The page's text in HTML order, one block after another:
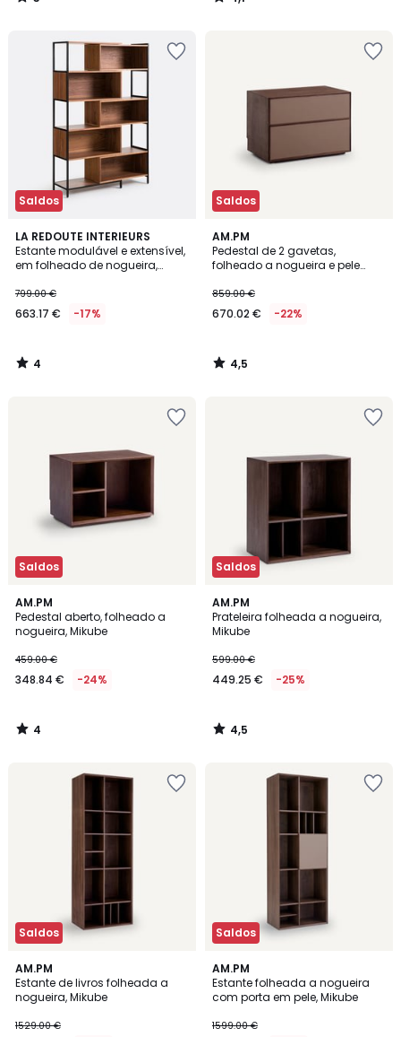
/
/
Saldos
LA REDOUTE INTERIEURS
Estante modulável e extensível,
em folheado de nogueira,
799.00 €
663.17 € -17%
4
/
5
4
/
Saldos
AM.PM
Pedestal de 2 gavetas,
folheado a nogueira e pele
859.00 €
670.02 € -22%
4,5
/ 5
4,5
/
Saldos
AM.PM
Pedestal aberto, folheado a
nogueira, Mikube
459.00 €
348.84 € -24%
4
/
5
4
/
Saldos
AM.PM
Prateleira folheada a nogueira,
Mikube
599.00 €
449.25 € -25%
4,5
/ 5
4,5
/
Saldos
AM.PM
Estante de livros folheada a
nogueira, Mikube
1529.00 €
5
/
5
Saldos
AM.PM
Estante folheada a nogueira
com porta em pele, Mikube
1599.00 €
5
/
5